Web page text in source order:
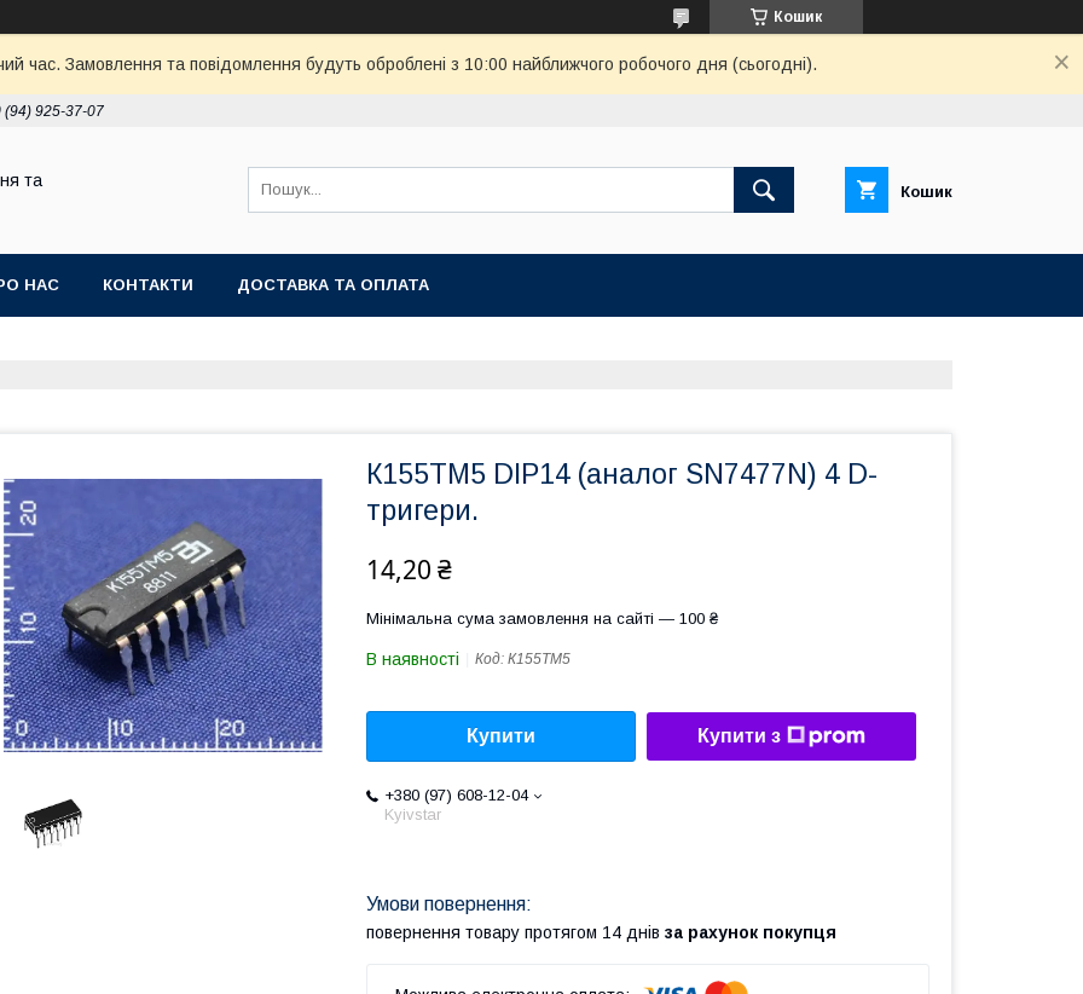
Кошик
час. Замовлення та повідомлення будуть оброблені з 10:00 найближчого робочого дня (сьогодні).
(94) 925-37-07
та
Кошик
НАС КОНТАКТИ ДОСТАВКА ТА ОПЛАТА
К155ТМ5 DIP14 (аналог SN7477N) 4 D-
тригери.
14,20 ₴
Мінімальна сума замовлення на сайті — 100 ₴
В наявності Код: К155ТМ5
Купити Купити з
+380 (97) 608-12-04
Kyivstar
повернення товару протягом 14 днів за рахунок покупця